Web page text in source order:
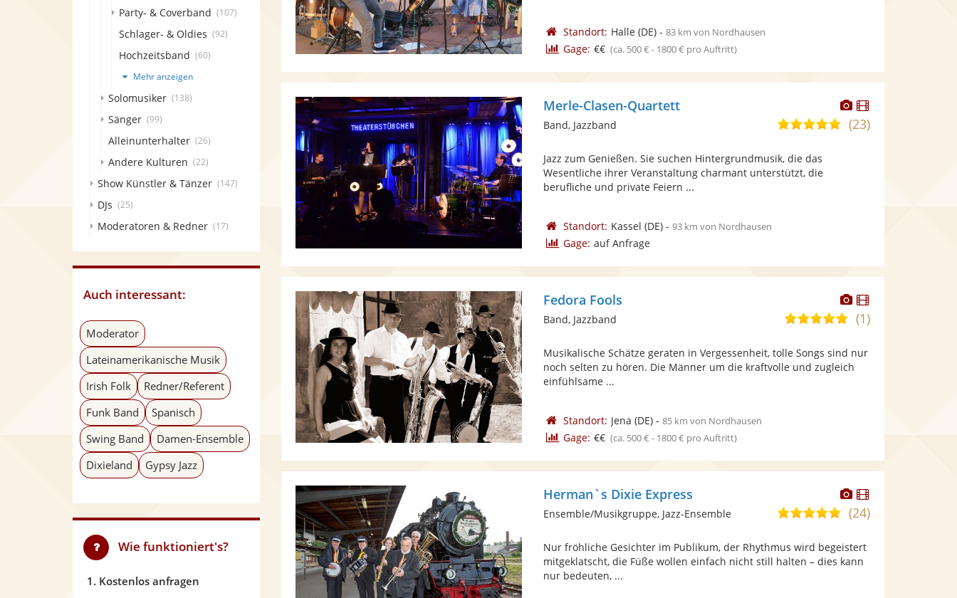
Standort: Halle(DE)- 83 km von Nordhausen
Gage: €€ (ca. 500 € - 1800 € pro Auftritt)
Dieser
Künstler
stellt
Dieser
Künstler
Merle-Clasen-Quartett
4,9(23)
Band, Jazzband
Jazz zum Genießen. Sie suchen Hintergrundmusik, die das
Wesentliche ihrer Veranstaltung charmant unterstützt, die
berufliche und private Feiern ...
Standort: Kassel (DE)- 93 km von Nordhausen
Gage: auf Anfrage
Dieser
Künstler
stellt
bereit.
Dieser
Künstler
Fedora Fools
5,0
5
Sternen
(1)
Band, Jazzband
Musikalische Schätze geraten in Vergessenheit, tolle Songs sind nur
noch selten zu hören. Die Männer um die kraftvolle und zugleich
einfühlsame ...
Standort: Jena (DE)- 85 km von Nordhausen
Gage: €€ (ca. 500 € - 1800 € pro Auftritt)
Dieser
Künstler
stellt
bereit.
Dieser
Künstler
Herman`s Dixie Express
5,0
5
Sternen
(24)
Ensemble/Musikgruppe, Jazz-Ensemble
Nur fröhliche Gesichter im Publikum, der Rhythmus wird begeistert
mitgeklatscht, die Füße wollen einfach nicht still halten – dies kann
nur bedeuten, ...
Party- & Coverband (107)
Schlager- & Oldies (92)
Hochzeitsband (60)
Mehr anzeigen
Solomusiker (138)
Sänger (99)
Alleinunterhalter (26)
Andere Kulturen (22)
Show Künstler & Tänzer (147)
DJs (25)
Moderatoren & Redner (17)
Auch interessant:
Moderator
Lateinamerikanische Musik
Irish Folk
Redner/Referent
Funk Band
Spanisch
Swing Band
Damen-Ensemble
Dixieland
Gypsy Jazz
Wie funktioniert's?
1. Kostenlos anfragen